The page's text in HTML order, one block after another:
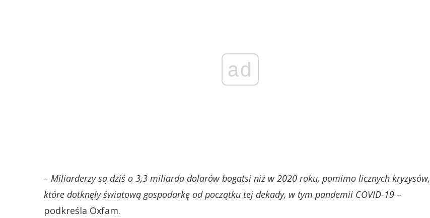
ad
– Miliarderzy są dziś o 3,3 miliarda dolarów bogatsi niż w 2020 roku, pomimo licznych kryzysów,
które dotknęły światową gospodarkę od początku tej dekady, w tym pandemii COVID-19 –
podkreśla Oxfam.